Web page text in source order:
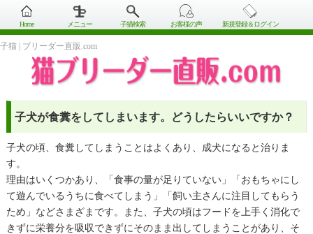
Home メニュー 子猫検索 お客様の声 新規登録＆ログイン
子猫 | ブリーダー直販.com
子犬が食糞をしてしまいます。どうしたらいいですか？
子犬の頃、食糞してしまうことはよくあり、成犬になると治りま
す。
理由はいくつかあり、「食事の量が足りていない」「おもちゃにし
て遊んでいるうちに食べてしまう」「飼い主さんに注目してもらう
ため」などさまざまです。また、子犬の頃はフードを上手く消化で
きずに栄養分を吸収できずにそのまま出してしまうことがあり、そ